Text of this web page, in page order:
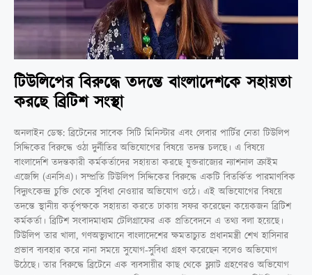
টিউলিপের বিরুদ্ধে তদন্তে বাংলাদেশকে সহায়তা
করছে ব্রিটিশ সংস্থা
অনলাইন ডেস্ক: ব্রিটেনের সাবেক সিটি মিনিস্টার এবং লেবার পার্টির নেতা টিউলিপ
সিদ্দিকের বিরুদ্ধে ওঠা দুর্নীতির অভিযোগের বিষয়ে তদন্ত চলছে। এ বিষয়ে
বাংলাদেশি তদন্তকারী কর্মকর্তাদের সহায়তা করছে যুক্তরাজ্যের ন্যাশনাল ক্রাইম
এজেন্সি (এনসিএ)। সম্প্রতি টিউলিপ সিদ্দিকের বিরুদ্ধে একটি বিতর্কিত পারমাণবিক
বিদ্যুৎকেন্দ্র চুক্তি থেকে সুবিধা নেওয়ার অভিযোগ ওঠে। এই অভিযোগের বিষয়ে
তদন্তে স্থানীয় কর্তৃপক্ষকে সহায়তা করতে ঢাকায় সফর করেছেন কয়েকজন ব্রিটিশ
কর্মকর্তা। ব্রিটিশ সংবাদমাধ্যম টেলিগ্রাফের এক প্রতিবেদনে এ তথ্য বলা হয়েছে।
টিউলিপ তার খালা, গণঅভ্যুত্থানে বাংলাদেশের ক্ষমতাচ্যুত প্রধানমন্ত্রী শেখ হাসিনার
প্রভাব ব্যবহার করে নানা সময়ে সুযোগ-সুবিধা গ্রহণ করেছেন বলেও অভিযোগ
উঠেছে। তার বিরুদ্ধে ব্রিটেনে এক ব্যবসায়ীর কাছ থেকে ফ্ল্যাট গ্রহণেরও অভিযোগ